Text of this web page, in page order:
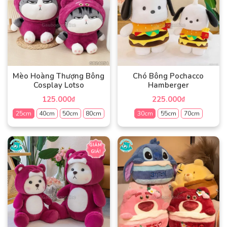
Mèo Hoàng Thượng Bông
Cosplay Lotso
125.000₫
25cm
40cm 50cm 80cm
Sản
này
có
nhiều
biến
thể.
Các
tùy
Chó Bông Pochacco
Hamberger
225.000₫
30cm
55cm 70cm
Sản
này
có
nhiều
biến
thể.
Các
tùy
GIẢM
GIÁ!